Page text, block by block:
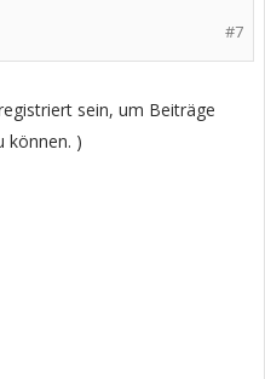
#7
sein, um Beiträge
können. )